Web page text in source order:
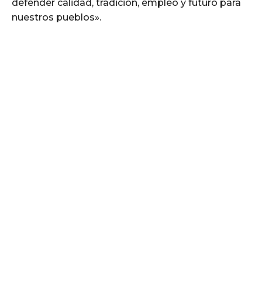
defender calidad, tradición, empleo y futuro para
nuestros pueblos».